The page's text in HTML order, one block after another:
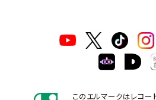
このエルマークはレコー